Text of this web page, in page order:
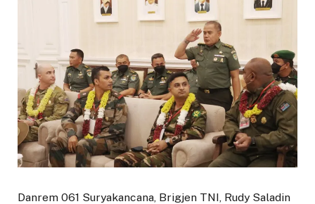
Danrem 061 Suryakancana, Brigjen TNI, Rudy Saladin